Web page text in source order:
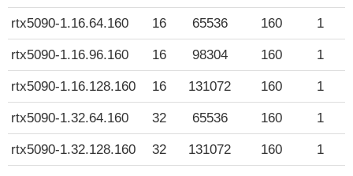
rtx5090-1.16.64.160 16 65536 160 1
rtx5090-1.16.96.160 16 98304 160 1
rtx5090-1.16.128.160 16 131072 160 1
rtx5090-1.32.64.160 32 65536 160 1
rtx5090-1.32.128.160 32 131072 160 1